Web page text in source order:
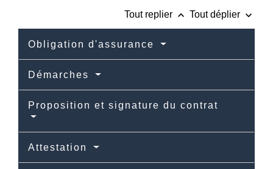
Tout replier keyboard_arrow_up Tout déplier keyboard_arrow_down
Obligation d'assurance
Démarches
Proposition et signature du contrat
Attestation